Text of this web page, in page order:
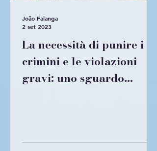
La necessità di punire i
crimini e le violazioni
gravi: uno sguardo
João Falanga
2 set 2023